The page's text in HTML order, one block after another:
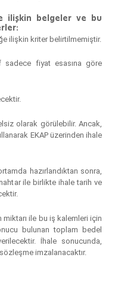
ilişkin belgeler ve bu
ilişkin kriter belirtilmemiştir.
sadece fiyat esasına göre
olarak görülebilir. Ancak,
EKAP üzerinden ihale
hazırlandıktan sonra,
ile birlikte ihale tarih ve
ile bu iş kalemleri için
bulunan toplam bedel
İhale sonucunda,
imzalanacaktır.